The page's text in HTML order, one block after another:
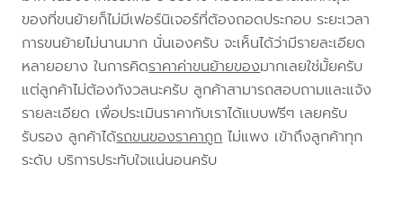
ของที่ขนย้ายก็ไม่มีเฟอร์นิเจอร์ที่ต้องถอดประกอบ ระยะเวลา
การขนย้ายไม่นานมาก นั่นเองครับ จะเห็นได้ว่ามีรายละเอียด
หลายอยาง ในการคิดราคาค่าขนย้ายของมากเลยใช่มั้ยครับ
แต่ลูกค้าไม่ต้องกังวลนะครับ ลูกค้าสามารถสอบถามและแจ้ง
รายละเอียด เพื่อประเมินราคากับเราได้แบบฟรีๆ เลยครับ
รับรอง ลูกค้าได้รถขนของราคาถูกไม่แพง เข้าถึงลูกค้าทุก
ระดับ บริการประทับใจแน่นอนครับ